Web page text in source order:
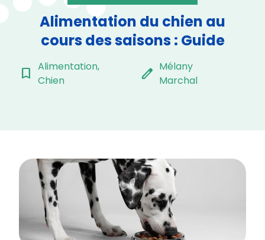
Alimentation du chien au
cours des saisons : Guide
bookmark_border Alimentation,
Chien
edit Mélany
Marchal